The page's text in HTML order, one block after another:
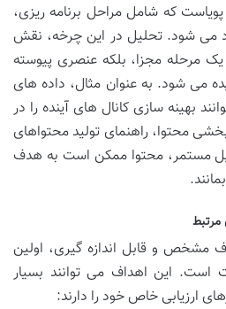
که شامل مراحل برنامه ریزی،
می شود. تحلیل در این چرخه، نقش
یک مرحله مجزا، بلکه عنصری پیوسته
می شود. به عنوان مثال، داده های
بهینه سازی کانال های آینده را در
محتوا، راهنمای تولید محتواهای
مستمر، محتوا ممکن است به هدف
مرتبط
مشخص و قابل اندازه گیری، اولین
این اهداف می توانند بسیار
ارزیابی خاص خود را دارند: